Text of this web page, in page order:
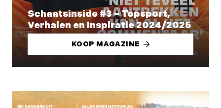
Schaatsinside #3 – Topsport,
Verhalen en Inspiratie 2024/2025
KOOP MAGAZINE